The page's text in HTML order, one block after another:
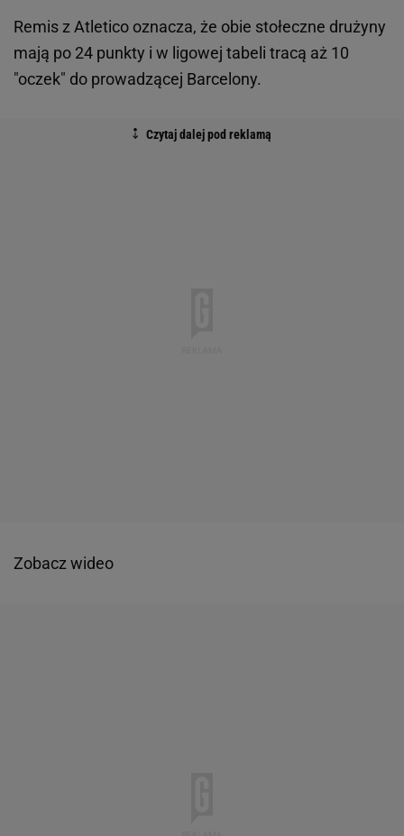
Remis z Atletico oznacza, że obie stołeczne drużyny
mają po 24 punkty i w ligowej tabeli tracą aż 10
"oczek" do prowadzącej Barcelony.
Zobacz wideo